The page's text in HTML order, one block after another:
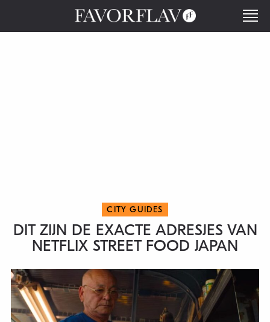
CITY GUIDES
DIT ZIJN DE EXACTE ADRESJES VAN
NETFLIX STREET FOOD JAPAN